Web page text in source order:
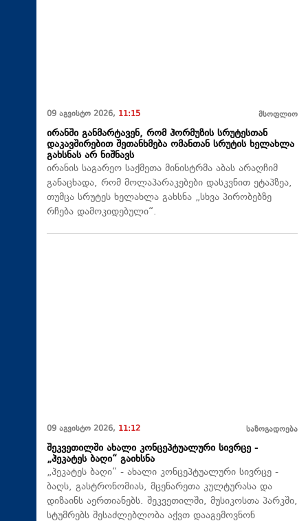
09 აგვისტო 2026, 11:15 მსოფლიო
ირანში განმარტავენ, რომ ჰორმუზის სრუტესთან
დაკავშირებით შეთანხმება ომანთან სრუტის ხელახლა
გახსნას არ ნიშნავს
ირანის საგარეო საქმეთა მინისტრმა აბას არაღჩიმ
განაცხადა, რომ მოლაპარაკებები დასკვნით ეტაპზეა,
თუმცა სრუტეს ხელახლა გახსნა „სხვა პირობებზე
რჩება დამოკიდებული“.
09 აგვისტო 2026, 11:12 საზოგადოება
შეკვეთილში ახალი კონცეპტუალური სივრცე -
„ჰეკატეს ბაღი“ გაიხსნა
„ჰეკატეს ბაღი“ - ახალი კონცეპტუალური სივრცე -
ბაღს, გასტრონომიას, მცენარეთა კულტურასა და
დიზაინს აერთიანებს. შეკვეთილში, მუსიკოსთა პარკში,
სტუმრებს შესაძლებლობა აქვთ დააგემოვნონ